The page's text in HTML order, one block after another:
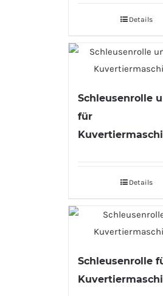
Details
Schleusenrolle
für
Details
Schleusenrolle